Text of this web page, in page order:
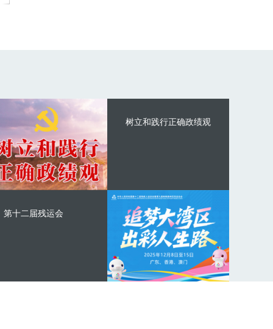
树立和践行正确政绩观
第十二届残运会